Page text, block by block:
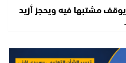
مشتبها فيه ويحجز أزيد